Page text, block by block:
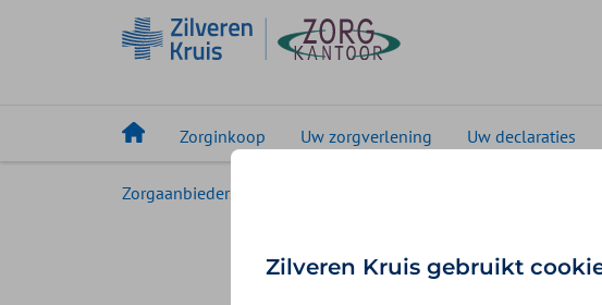
Zorginkoop Uw zorgverlening Uw declaraties
Zorgaanbieders
Publicatie
Zilveren Kruis gebruikt